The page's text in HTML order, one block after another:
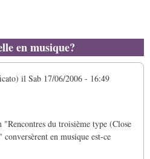
en musique?
il Sab 17/06/2006 - 16:49
du troisième type (Close
en musique est-ce